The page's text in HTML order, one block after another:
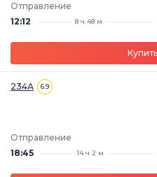
Отправление
12:12
8 ч 48 м
234А 6.9
Отправление
18:45
14 ч 2 м